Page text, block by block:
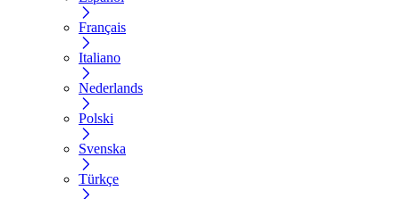
Français
Italiano
Nederlands
Polski
Svenska
Türkçe